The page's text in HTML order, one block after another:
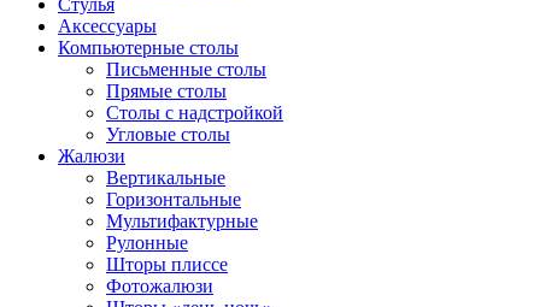
Стулья
Аксессуары
Компьютерные столы
Письменные столы
Прямые столы
Столы с надстройкой
Угловые столы
Жалюзи
Вертикальные
Горизонтальные
Мультифактурные
Рулонные
Шторы плиссе
Фотожалюзи